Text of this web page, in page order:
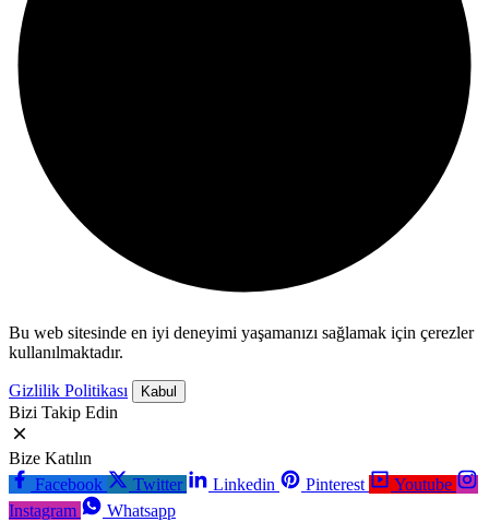
Bu web sitesinde en iyi deneyimi yaşamanızı sağlamak için çerezler
kullanılmaktadır.
Gizlilik Politikası Kabul
Bizi Takip Edin
Bize Katılın
Facebook
Twitter Linkedin Pinterest
Youtube
Instagram
Whatsapp